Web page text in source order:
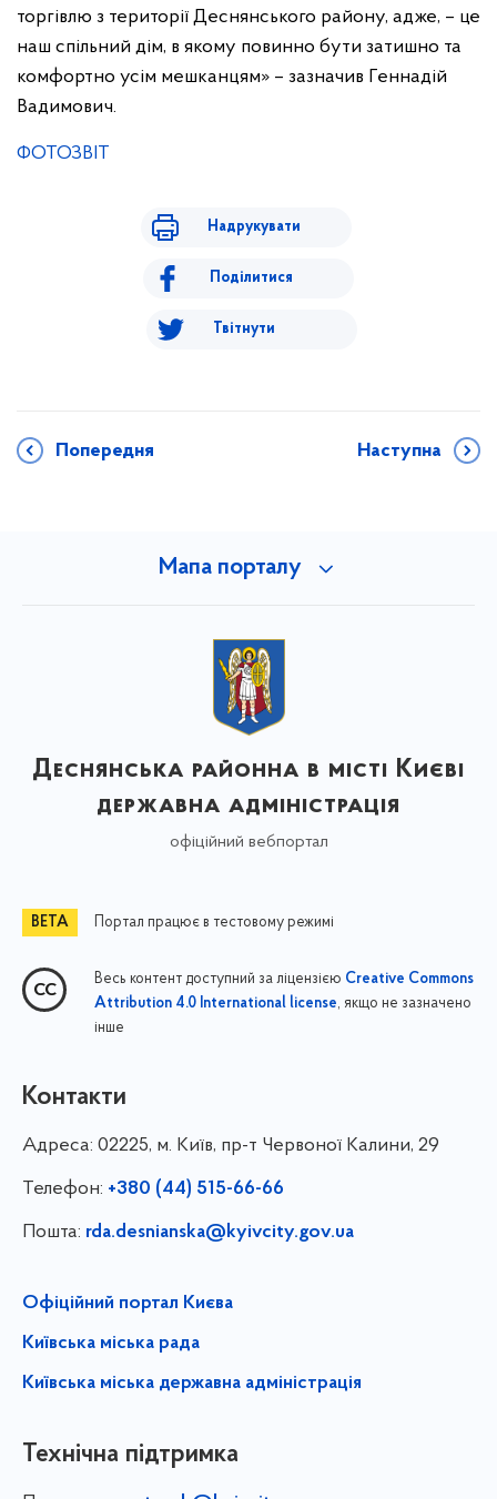
торгівлю з території Деснянського району, адже, – це
наш спільний дім, в якому повинно бути затишно та
комфортно усім мешканцям» – зазначив Геннадій
Вадимович.
ФОТОЗВІТ
Надрукувати
Поділитися
Твітнути
Попередня Наступна
Мапа порталу
Деснянська районна в місті Києві
державна адміністрація
офіційний вебпортал
Портал працює в тестовому режимі
Весь контент доступний за ліцензією Creative Commons
Attribution 4.0 International license, якщо не зазначено
інше
Контакти
Адреса: 02225, м. Київ, пр-т Червоної Калини, 29
Телефон: +380 (44) 515-66-66
Пошта: rda.desnianska@kyivcity.gov.ua
Офіційний портал Києва
Київська міська рада
Київська міська державна адміністрація
Технічна підтримка